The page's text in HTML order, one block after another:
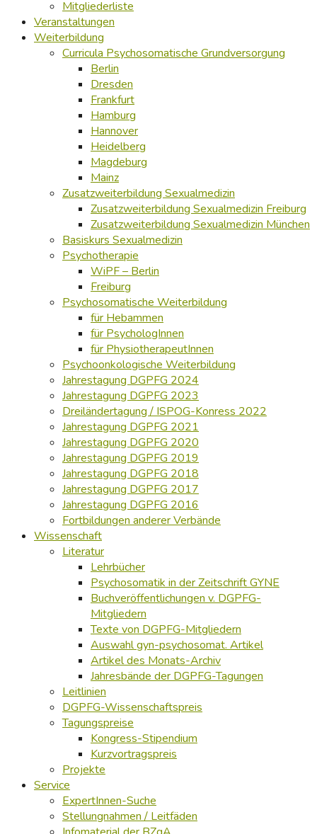
Mitgliederliste
Veranstaltungen
Weiterbildung
Curricula Psychosomatische Grundversorgung
Berlin
Dresden
Frankfurt
Hamburg
Hannover
Heidelberg
Magdeburg
Mainz
Zusatzweiterbildung Sexualmedizin
Zusatzweiterbildung Sexualmedizin Freiburg
Zusatzweiterbildung Sexualmedizin München
Basiskurs Sexualmedizin
Psychotherapie
WiPF – Berlin
Freiburg
Psychosomatische Weiterbildung
für Hebammen
für PsychologInnen
für PhysiotherapeutInnen
Psychoonkologische Weiterbildung
Jahrestagung DGPFG 2024
Jahrestagung DGPFG 2023
Dreiländertagung / ISPOG-Konress 2022
Jahrestagung DGPFG 2021
Jahrestagung DGPFG 2020
Jahrestagung DGPFG 2019
Jahrestagung DGPFG 2018
Jahrestagung DGPFG 2017
Jahrestagung DGPFG 2016
Fortbildungen anderer Verbände
Wissenschaft
Literatur
Lehrbücher
Psychosomatik in der Zeitschrift GYNE
Buchveröffentlichungen v. DGPFG-
Mitgliedern
Texte von DGPFG-Mitgliedern
Auswahl gyn-psychosomat. Artikel
Artikel des Monats-Archiv
Jahresbände der DGPFG-Tagungen
Leitlinien
DGPFG-Wissenschaftspreis
Tagungspreise
Kongress-Stipendium
Kurzvortragspreis
Projekte
Service
ExpertInnen-Suche
Stellungnahmen / Leitfäden